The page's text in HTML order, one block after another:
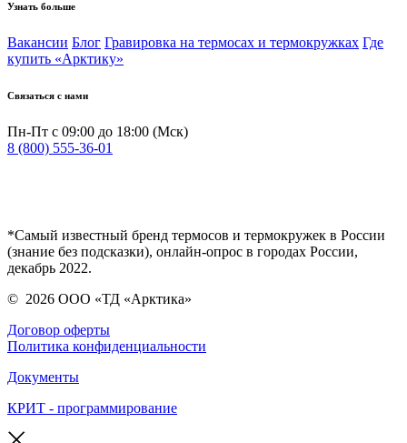
Узнать больше
Вакансии Блог Гравировка на термосах и термокружках Где
купить «Арктику»
Связаться с нами
Пн-Пт с 09:00 до 18:00 (Мск)
8 (800) 555-36-01
*Самый известный бренд термосов и термокружек в России
(знание без подсказки), онлайн-опрос в городах России,
декабрь 2022.
© 2026 ООО «ТД «Арктика»
Договор оферты
Политика конфиденциальности
Документы
КРИТ - программирование